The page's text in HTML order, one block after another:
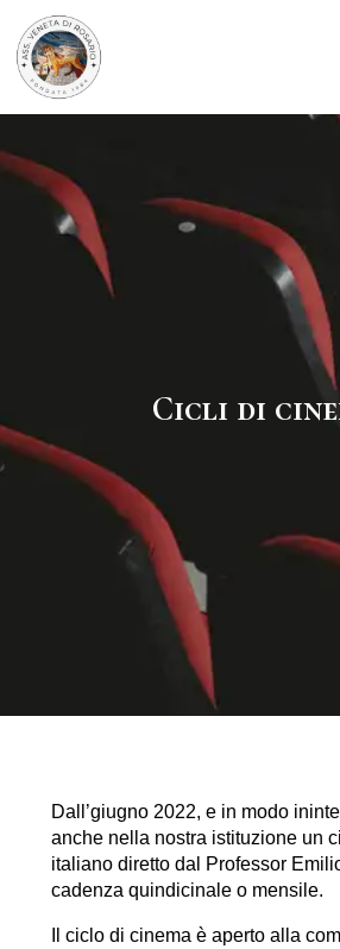
Cicli di
Dall’giugno 2022, e in modo
anche nella nostra istituzione un
italiano diretto dal Professor
cadenza quindicinale o mensile.
Il ciclo di cinema è aperto alla